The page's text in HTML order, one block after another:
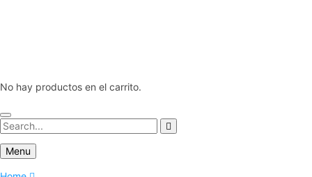
No hay productos en el carrito.
Menu